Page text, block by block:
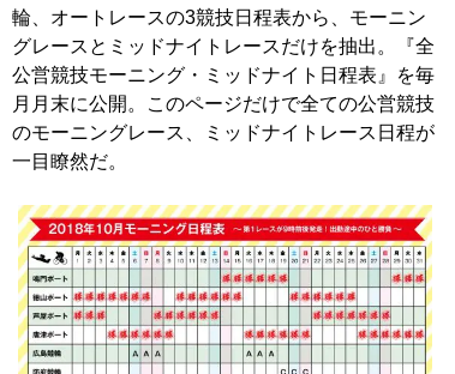
輪、オートレースの3競技日程表から、モーニン
グレースとミッドナイトレースだけを抽出。『全
公営競技モーニング・ミッドナイト日程表』を毎
月月末に公開。このページだけで全ての公営競技
のモーニングレース、ミッドナイトレース日程が
一目瞭然だ。